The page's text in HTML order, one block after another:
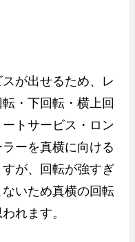
が出せるため、レ
・下回転・横上回
トサービス・ロン
ーを真横に向ける
が、回転が強すぎ
いため真横の回転
れます。